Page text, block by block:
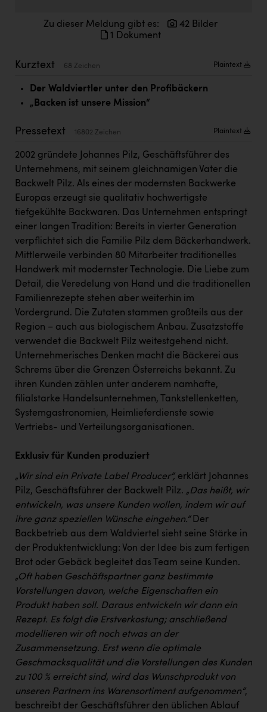
Fristads Austria
Immotech
INTERSPAR
INTERSPORT Austria
Jesolo
Jane Goodall Institute Austria
Kärcher
Karin Liedl
KIWI Kinderwunsch Institut Dr. Loimer
KLIPP Frisör
Kleider Bauer
Kremsmüller Anlagenbau GmbH
Maximarkt
Oldtimer Raststationen und Motorhotels
Österreichischer Kachelofenverband
Orlen
Passage Linz
PÜSPÖK
RE/MAX Welcome
Resch&Frisch
RUBBLE MASTER
Ruderclub Wels
SCRI - Salzburg Cancer Research Institute
Zu dieser Meldung gibt es:
42 Bilder
1 Dokument
Kurztext 68 Zeichen Plaintext
Der Waldviertler unter den Profibäckern
„Backen ist unsere Mission“
Pressetext 16802 Zeichen Plaintext
2002 gründete Johannes Pilz, Geschäftsführer des
Unternehmens, mit seinem gleichnamigen Vater die
Backwelt Pilz. Als eines der modernsten Backwerke
Europas erzeugt sie qualitativ hochwertigste
tiefgekühlte Backwaren. Das Unternehmen entspringt
einer langen Tradition: Bereits in vierter Generation
verpflichtet sich die Familie Pilz dem Bäckerhandwerk.
Mittlerweile verbinden 80 Mitarbeiter traditionelles
Handwerk mit modernster Technologie. Die Liebe zum
Detail, die Veredelung von Hand und die traditionellen
Familienrezepte stehen aber weiterhin im
Vordergrund. Die Zutaten stammen großteils aus der
Region – auch aus biologischem Anbau. Zusatzstoffe
verwendet die Backwelt Pilz weitestgehend nicht.
Unternehmerisches Denken macht die Bäckerei aus
Schrems über die Grenzen Österreichs bekannt. Zu
ihren Kunden zählen unter anderem namhafte,
filialstarke Handelsunternehmen, Tankstellenketten,
Systemgastronomien, Heimlieferdienste sowie
Vertriebs- und Verteilungsorganisationen.
Exklusiv für Kunden produziert
„Wir sind ein Private Label Producer“, erklärt Johannes
Pilz, Geschäftsführer der Backwelt Pilz. „Das heißt, wir
entwickeln, was unsere Kunden wollen, indem wir auf
ihre ganz speziellen Wünsche eingehen.“Der
Backbetrieb aus dem Waldviertel sieht seine Stärke in
der Produktentwicklung: Von der Idee bis zum fertigen
Brot oder Gebäck begleitet das Team seine Kunden.
„Oft haben Geschäftspartner ganz bestimmte
Vorstellungen davon, welche Eigenschaften ein
Produkt haben soll. Daraus entwickeln wir dann ein
Rezept. Es folgt die Erstverkostung; anschließend
modellieren wir oft noch etwas an der
Zusammensetzung. Erst wenn die optimale
Geschmacksqualität und die Vorstellungen des Kunden
zu 100 % erreicht sind, wird das Wunschprodukt von
unseren Partnern ins Warensortiment aufgenommen“,
beschreibt der Geschäftsführer den üblichen Ablauf